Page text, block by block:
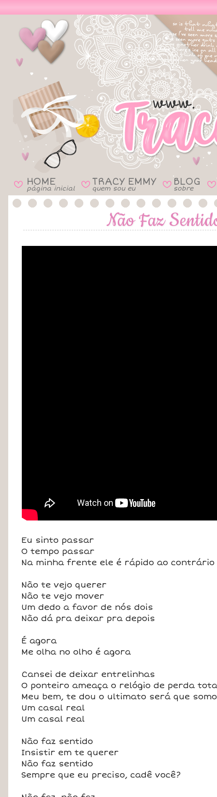
B HOME
página inicial B TRACY EMMY
quem sou eu B BLOG
sobre B
Não Faz
Eu sinto passar
O tempo passar
Na minha frente ele é rápido ao contrário
Não te vejo querer
Não te vejo mover
Um dedo a favor de nós dois
Não dá pra deixar pra depois
É agora
Me olha no olho é agora
Cansei de deixar entrelinhas
O ponteiro ameaça o relógio de perda
Meu bem, te dou o ultimato será que
Um casal real
Um casal real
Não faz sentido
Insistir em te querer
Não faz sentido
Sempre que eu preciso, cadê você?